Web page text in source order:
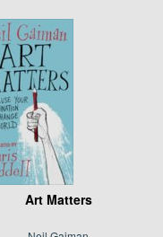
Art Matters